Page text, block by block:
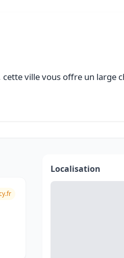
ville vous offre un large
Localisation